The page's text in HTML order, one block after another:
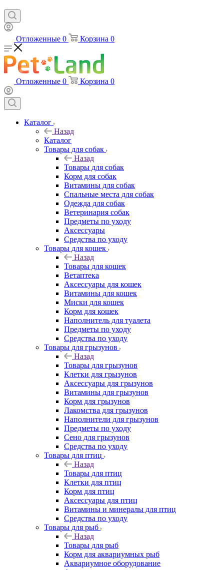
Отложенные 0 Корзина 0
Отложенные 0 Корзина 0
Каталог
Назад
Каталог
Товары для собак
Назад
Товары для собак
Корм для собак
Витамины для собак
Спальные места для собак
Одежда для собак
Ветеринария собак
Предметы по уходу
Аксессуары
Средства по уходу
Товары для кошек
Назад
Товары для кошек
Ветаптека
Аксессуары для кошек
Витамины для кошек
Миски для кошек
Корм для кошек
Наполнитель для туалета
Предметы по уходу
Средства по уходу
Товары для грызунов
Назад
Товары для грызунов
Клетки для грызунов
Аксессуары для грызунов
Витамины для грызунов
Корм для грызунов
Лакомства для грызунов
Наполнители для грызунов
Предметы по уходу
Сено для грызунов
Средства по уходу
Товары для птиц
Назад
Товары для птиц
Клетки для птиц
Корм для птиц
Аксессуары для птиц
Витамины и минералы для птиц
Средства по уходу
Товары для рыб
Назад
Товары для рыб
Корм для аквариумных рыб
Аквариумное оборудование